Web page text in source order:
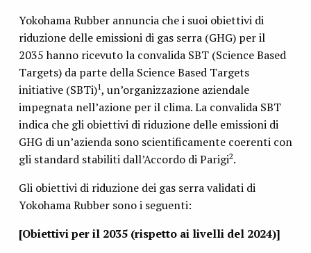
Yokohama Rubber annuncia che i suoi obiettivi di
riduzione delle emissioni di gas serra (GHG) per il
2035 hanno ricevuto la convalida SBT (Science Based
Targets) da parte della Science Based Targets
initiative (SBTi)1, un’organizzazione aziendale
impegnata nell’azione per il clima. La convalida SBT
indica che gli obiettivi di riduzione delle emissioni di
GHG di un’azienda sono scientificamente coerenti con
gli standard stabiliti dall’Accordo di Parigi2.
Gli obiettivi di riduzione dei gas serra validati di
Yokohama Rubber sono i seguenti:
[Obiettivi per il 2035 (rispetto ai livelli del 2024)]